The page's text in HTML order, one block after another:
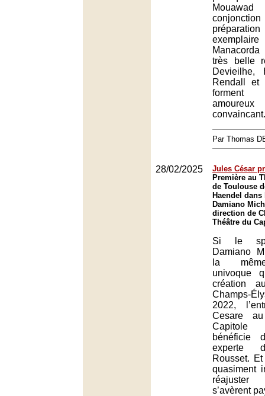
très belle
Devieilhe,
Rendall et
forment
amoureux
convaincant.
Par Thomas
28/02/2025
Jules César
Première au
de Toulouse
Haendel
Damiano
direction de
Théâtre du
Si le
Damiano
la
univoque
création
Champs-
2022,
Cesare
Capitole
bénéficie
experte
Rousset.
quasiment
réajuster
s’avèrent